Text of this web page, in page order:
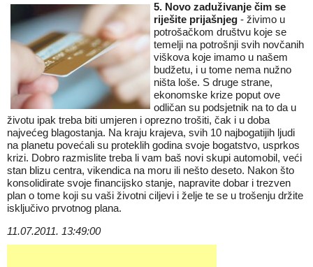
5. Novo zaduživanje čim se
riješite prijašnjeg - živimo u
potrošačkom društvu koje se
temelji na potrošnji svih novčanih
viškova koje imamo u našem
budžetu, i u tome nema nužno
ništa loše. S druge strane,
ekonomske krize poput ove
odličan su podsjetnik na to da u
životu ipak treba biti umjeren i oprezno trošiti, čak i u doba
najvećeg blagostanja. Na kraju krajeva, svih 10 najbogatijih ljudi
na planetu povećali su proteklih godina svoje bogatstvo, usprkos
krizi. Dobro razmislite treba li vam baš novi skupi automobil, veći
stan blizu centra, vikendica na moru ili nešto deseto. Nakon što
konsolidirate svoje financijsko stanje, napravite dobar i trezven
plan o tome koji su vaši životni ciljevi i želje te se u trošenju držite
isključivo prvotnog plana.
11.07.2011. 13:49:00